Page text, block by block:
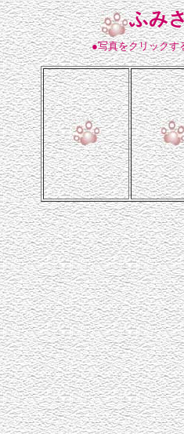
ふみ
●写真をクリックす